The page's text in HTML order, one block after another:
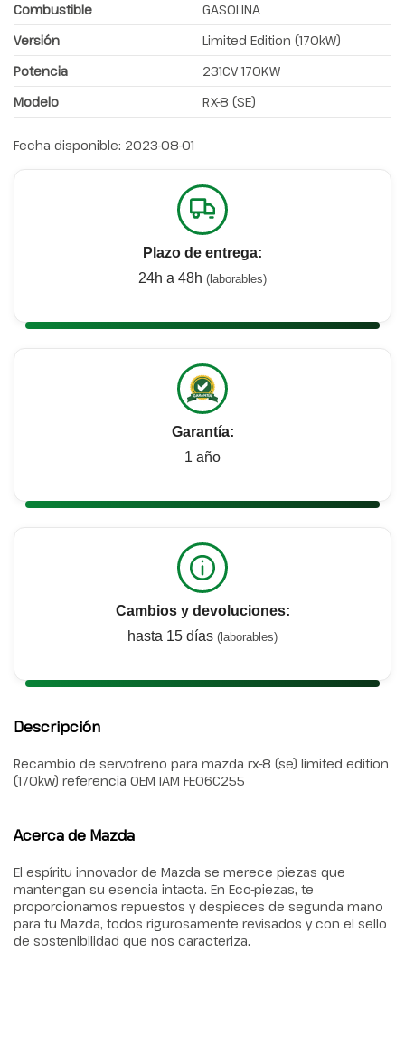
Combustible
GASOLINA
Versión
Limited Edition (170kW)
Potencia
231CV 170KW
Modelo
RX-8 (SE)
Fecha disponible: 2023-08-01
Plazo de entrega:
24h a 48h (laborables)
Garantía:
1 año
Cambios y devoluciones:
hasta 15 días (laborables)
Descripción
Recambio de servofreno para mazda rx-8 (se) limited edition
(170kw) referencia OEM IAM FE06C255
Acerca de Mazda
El espíritu innovador de Mazda se merece piezas que
mantengan su esencia intacta. En Eco-piezas, te
proporcionamos repuestos y despieces de segunda mano
para tu Mazda, todos rigurosamente revisados y con el sello
de sostenibilidad que nos caracteriza.